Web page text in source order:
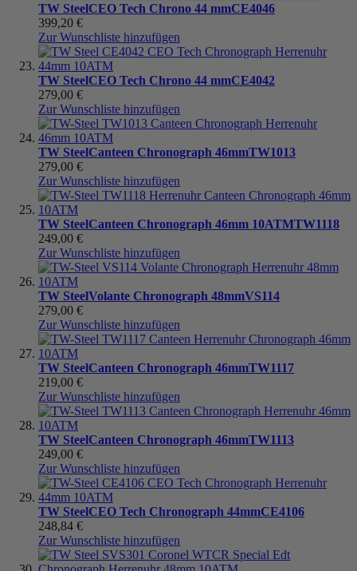
TW SteelCEO Tech Chrono 44 mmCE4046
399,20 €
Zur Wunschliste hinzufügen
TW SteelCEO Tech Chrono 44 mmCE4042
279,00 €
Zur Wunschliste hinzufügen
TW SteelCanteen Chronograph 46mmTW1013
279,00 €
Zur Wunschliste hinzufügen
TW SteelCanteen Chronograph 46mm 10ATMTW1118
249,00 €
Zur Wunschliste hinzufügen
TW SteelVolante Chronograph 48mmVS114
279,00 €
Zur Wunschliste hinzufügen
TW SteelCanteen Chronograph 46mmTW1117
219,00 €
Zur Wunschliste hinzufügen
TW SteelCanteen Chronograph 46mmTW1113
249,00 €
Zur Wunschliste hinzufügen
TW SteelCEO Tech Chronograph 44mmCE4106
248,84 €
Zur Wunschliste hinzufügen